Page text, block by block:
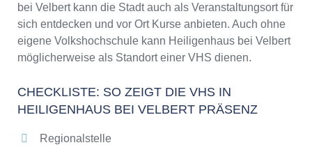
/ 2026
bei Velbert kann die Stadt auch als Veranstaltungsort für
sich entdecken und vor Ort Kurse anbieten. Auch ohne
eigene Volkshochschule kann Heiligenhaus bei Velbert
möglicherweise als Standort einer VHS dienen.
CHECKLISTE: SO ZEIGT DIE VHS IN
HEILIGENHAUS BEI VELBERT PRÄSENZ
Regionalstelle